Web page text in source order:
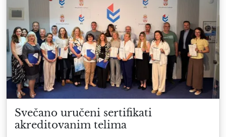
Svečano uručeni sertifikati
akreditovanim telima